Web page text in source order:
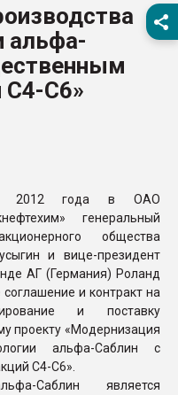
вакуумного
Продам отходы
поликарбоната и АБС-
Armaloy PC/ABS-1IM
альфа-
С4-С6»
2012 года в ОАО
генеральный
общества
и вице-президент
АГ (Германия) Роланд
и контракт на
и поставку
проекту «Модернизация
альфа-Саблин с
С4-С6».
Саблин является